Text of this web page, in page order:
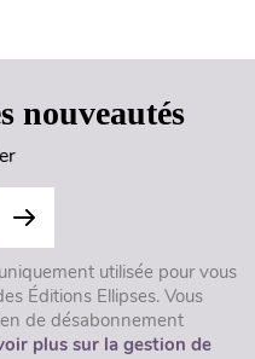
nouveautés
utilisée pour vous
Éditions Ellipses. Vous
de désabonnement
plus sur la gestion de